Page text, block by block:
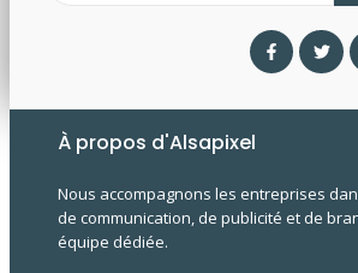
À propos d'Alsapixel
Nous accompagnons les entreprises
de communication, de publicité et de
équipe dédiée.